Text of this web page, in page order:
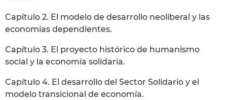
Capítulo 2. El modelo de desarrollo neoliberal y las
economías dependientes.
Capítulo 3. El proyecto histórico de humanismo
social y la economía solidaria.
Capítulo 4. El desarrollo del Sector Solidario y el
modelo transicional de economía.